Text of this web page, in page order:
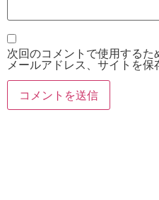
次回のコメントで使用するた
メールアドレス、サイトを保